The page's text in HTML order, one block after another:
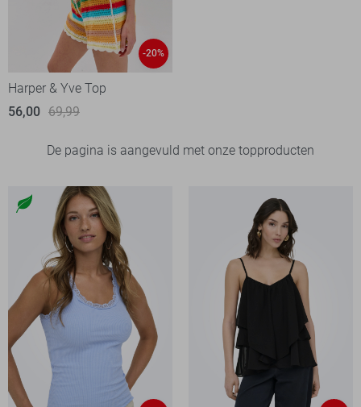
-20%
Harper & Yve Top
56,00 69,99
De pagina is aangevuld met onze topproducten